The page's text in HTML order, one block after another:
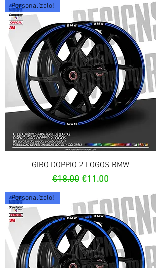
Personalízalo!
GIRO DOPPIO 2 LOGOS BMW
Regular Price
€18.00Sale Price
€11.00
Personalízalo!